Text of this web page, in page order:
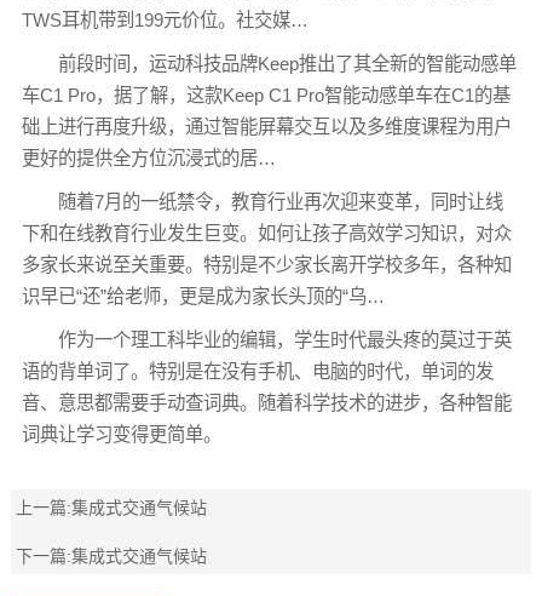
TWS耳机带到199元价位。社交媒…
前段时间，运动科技品牌Keep推出了其全新的智能动感单
车C1 Pro，据了解，这款Keep C1 Pro智能动感单车在C1的基
础上进行再度升级，通过智能屏幕交互以及多维度课程为用户
更好的提供全方位沉浸式的居…
随着7月的一纸禁令，教育行业再次迎来变革，同时让线
下和在线教育行业发生巨变。如何让孩子高效学习知识，对众
多家长来说至关重要。特别是不少家长离开学校多年，各种知
识早已“还”给老师，更是成为家长头顶的“乌…
作为一个理工科毕业的编辑，学生时代最头疼的莫过于英
语的背单词了。特别是在没有手机、电脑的时代，单词的发
音、意思都需要手动查词典。随着科学技术的进步，各种智能
词典让学习变得更简单。
上一篇:集成式交通气候站
下一篇:集成式交通气候站